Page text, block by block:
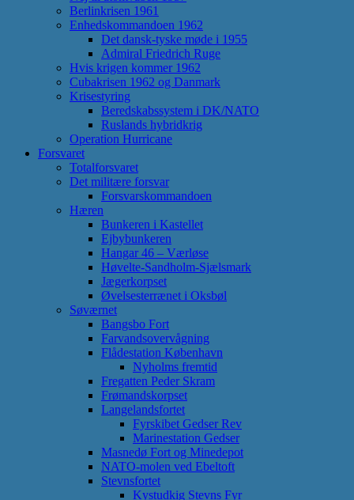
Berlinkrisen 1961
Enhedskommandoen 1962
Det dansk-tyske møde i 1955
Admiral Friedrich Ruge
Hvis krigen kommer 1962
Cubakrisen 1962 og Danmark
Krisestyring
Beredskabssystem i DK/NATO
Ruslands hybridkrig
Operation Hurricane
Forsvaret
Totalforsvaret
Det militære forsvar
Forsvarskommandoen
Hæren
Bunkeren i Kastellet
Ejbybunkeren
Hangar 46 – Værløse
Høvelte-Sandholm-Sjælsmark
Jægerkorpset
Øvelsesterrænet i Oksbøl
Søværnet
Bangsbo Fort
Farvandsovervågning
Flådestation København
Nyholms fremtid
Fregatten Peder Skram
Frømandskorpset
Langelandsfortet
Fyrskibet Gedser Rev
Marinestation Gedser
Masnedø Fort og Minedepot
NATO-molen ved Ebeltoft
Stevnsfortet
Kystudkig Stevns Fyr